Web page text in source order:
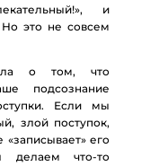
и
Но это не совсем
о том, что
подсознание
Если мы
злой поступок,
его
что-то